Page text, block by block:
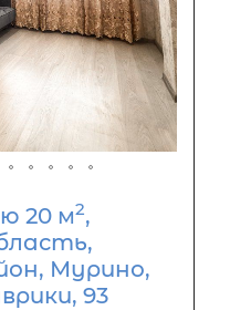
20 м2,
Мурино,
93